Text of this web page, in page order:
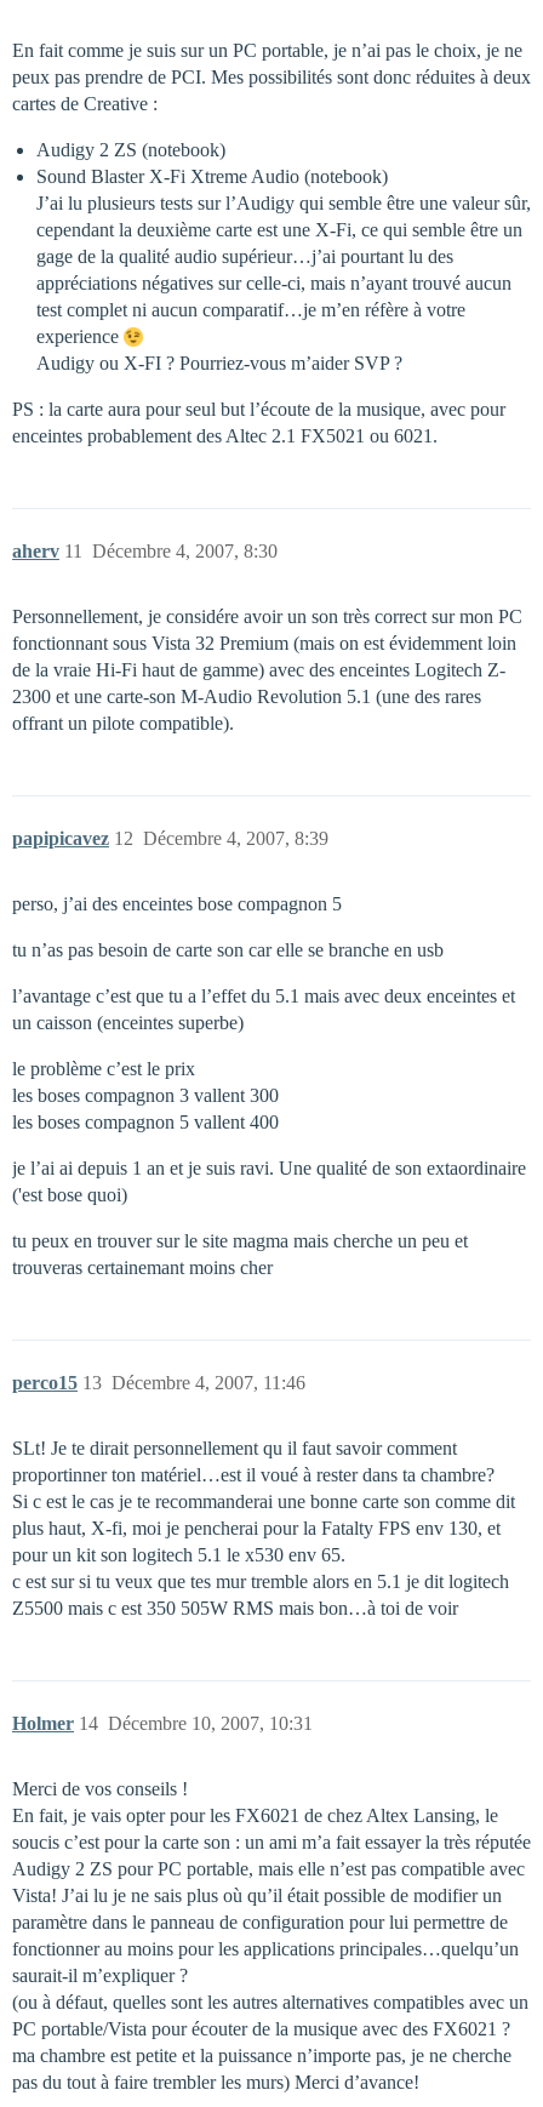
En fait comme je suis sur un PC portable, je n’ai pas le choix, je ne
peux pas prendre de PCI. Mes possibilités sont donc réduites à deux
cartes de Creative :
Audigy 2 ZS (notebook)
Sound Blaster X-Fi Xtreme Audio (notebook)
J’ai lu plusieurs tests sur l’Audigy qui semble être une valeur sûr,
cependant la deuxième carte est une X-Fi, ce qui semble être un
gage de la qualité audio supérieur…j’ai pourtant lu des
appréciations négatives sur celle-ci, mais n’ayant trouvé aucun
test complet ni aucun comparatif…je m’en réfère à votre
experience
Audigy ou X-FI ? Pourriez-vous m’aider SVP ?
PS : la carte aura pour seul but l’écoute de la musique, avec pour
enceintes probablement des Altec 2.1 FX5021 ou 6021.
aherv Décembre 4, 2007, 8:30
11
Personnellement, je considére avoir un son très correct sur mon PC
fonctionnant sous Vista 32 Premium (mais on est évidemment loin
de la vraie Hi-Fi haut de gamme) avec des enceintes Logitech Z-
2300 et une carte-son M-Audio Revolution 5.1 (une des rares
offrant un pilote compatible).
papipicavez Décembre 4, 2007, 8:39
12
perso, j’ai des enceintes bose compagnon 5
tu n’as pas besoin de carte son car elle se branche en usb
l’avantage c’est que tu a l’effet du 5.1 mais avec deux enceintes et
un caisson (enceintes superbe)
le problème c’est le prix
les boses compagnon 3 vallent 300
les boses compagnon 5 vallent 400
je l’ai ai depuis 1 an et je suis ravi. Une qualité de son extaordinaire
('est bose quoi)
tu peux en trouver sur le site magma mais cherche un peu et
trouveras certainemant moins cher
perco15 Décembre 4, 2007, 11:46
13
SLt! Je te dirait personnellement qu il faut savoir comment
proportinner ton matériel…est il voué à rester dans ta chambre?
Si c est le cas je te recommanderai une bonne carte son comme dit
plus haut, X-fi, moi je pencherai pour la Fatalty FPS env 130, et
pour un kit son logitech 5.1 le x530 env 65.
c est sur si tu veux que tes mur tremble alors en 5.1 je dit logitech
Z5500 mais c est 350 505W RMS mais bon…à toi de voir
Holmer Décembre 10, 2007, 10:31
14
Merci de vos conseils !
En fait, je vais opter pour les FX6021 de chez Altex Lansing, le
soucis c’est pour la carte son : un ami m’a fait essayer la très réputée
Audigy 2 ZS pour PC portable, mais elle n’est pas compatible avec
Vista! J’ai lu je ne sais plus où qu’il était possible de modifier un
paramètre dans le panneau de configuration pour lui permettre de
fonctionner au moins pour les applications principales…quelqu’un
saurait-il m’expliquer ?
(ou à défaut, quelles sont les autres alternatives compatibles avec un
PC portable/Vista pour écouter de la musique avec des FX6021 ?
ma chambre est petite et la puissance n’importe pas, je ne cherche
pas du tout à faire trembler les murs) Merci d’avance!